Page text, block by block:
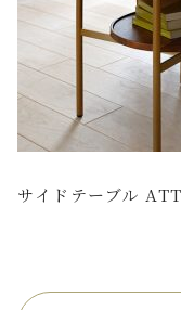
サイドテーブル